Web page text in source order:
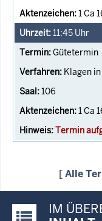
1 Ca
11:45 Uhr
Gütetermin
Klagen
106
1 Ca
Termin
[Alle
Justiz-Portal im
IM